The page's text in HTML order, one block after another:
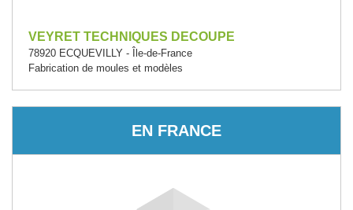
VEYRET TECHNIQUES DECOUPE
78920 ECQUEVILLY - Île-de-France
Fabrication de moules et modèles
EN FRANCE